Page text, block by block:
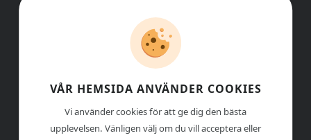
info@nordenhydraulic.se
Org-nr: 556531-8424
VÅR HEMSIDA ANVÄNDER COOKIES
Vi använder cookies för att ge dig den bästa
upplevelsen. Vänligen välj om du vill acceptera eller